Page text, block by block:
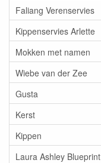
Faliang Verenservies
Kippenservies Arlette
Mokken met namen
Wiebe van der Zee
Gusta
Kerst
Kippen
Laura Ashley Blueprint